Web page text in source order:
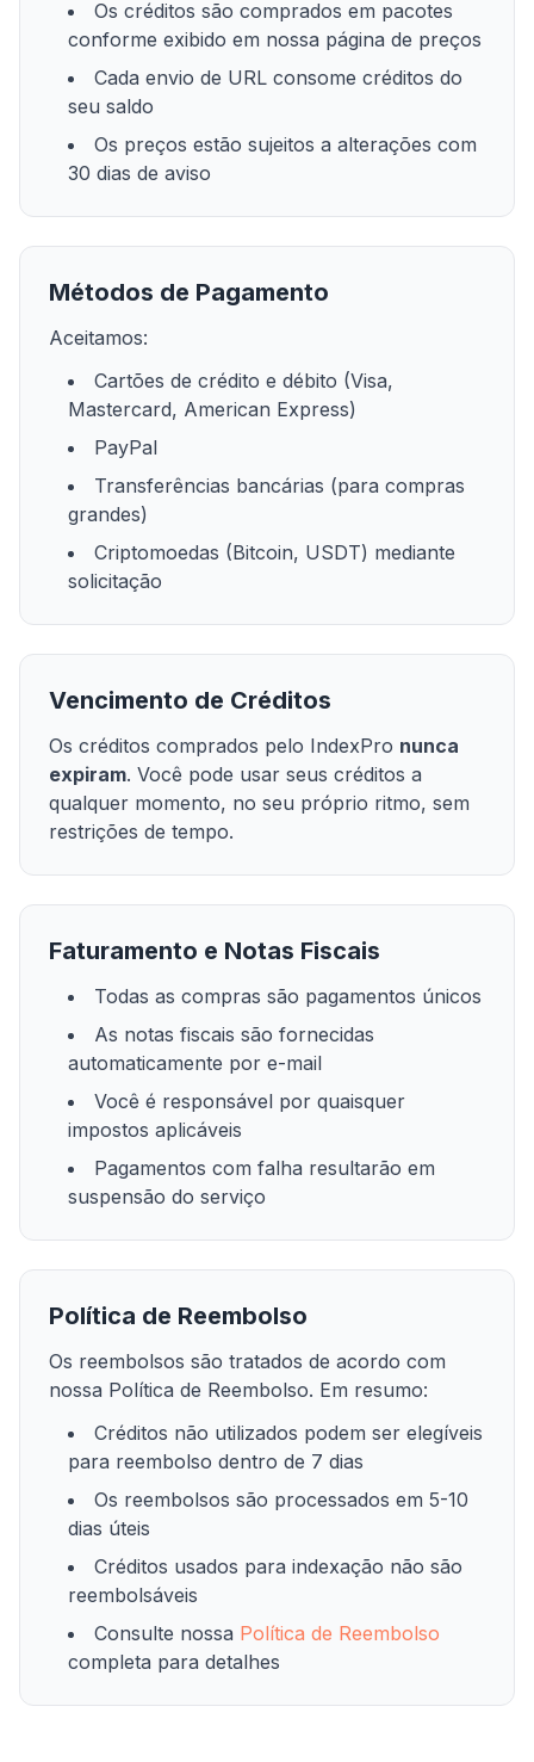
Os créditos são comprados em pacotes
conforme exibido em nossa página de preços
Cada envio de URL consome créditos do
seu saldo
Os preços estão sujeitos a alterações com
30 dias de aviso
Métodos de Pagamento
Aceitamos:
Cartões de crédito e débito (Visa,
Mastercard, American Express)
PayPal
Transferências bancárias (para compras
grandes)
Criptomoedas (Bitcoin, USDT) mediante
solicitação
Vencimento de Créditos
Os créditos comprados pelo IndexPro nunca
expiram. Você pode usar seus créditos a
qualquer momento, no seu próprio ritmo, sem
restrições de tempo.
Faturamento e Notas Fiscais
Todas as compras são pagamentos únicos
As notas fiscais são fornecidas
automaticamente por e-mail
Você é responsável por quaisquer
impostos aplicáveis
Pagamentos com falha resultarão em
suspensão do serviço
Política de Reembolso
Os reembolsos são tratados de acordo com
nossa Política de Reembolso. Em resumo:
Créditos não utilizados podem ser elegíveis
para reembolso dentro de 7 dias
Os reembolsos são processados em 5-10
dias úteis
Créditos usados para indexação não são
reembolsáveis
Consulte nossa Política de Reembolso
completa para detalhes